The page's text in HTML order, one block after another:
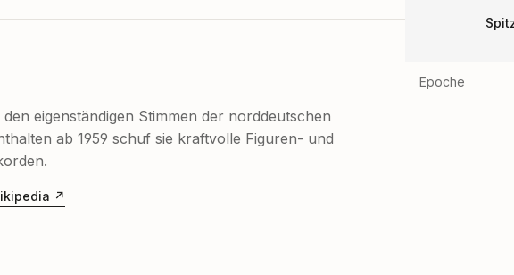
eigenständigen Stimmen der norddeutschen
ab 1959 schuf sie kraftvolle Figuren- und
Epoche